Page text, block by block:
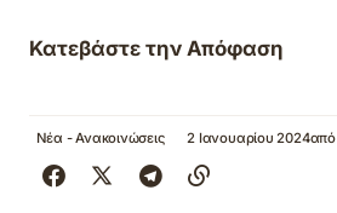
Κατεβάστε την Απόφαση
Νέα - Ανακοινώσεις 2 Ιανουαρίου 2024από